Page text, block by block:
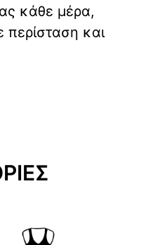
κάθε μέρα,
περίσταση και